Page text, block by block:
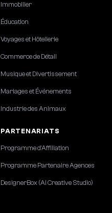
Immobilier
Éducation
Voyages et Hôtellerie
Commerce de Détail
Musique et Divertissement
Mariages et Événements
Industrie des Animaux
PARTENARIATS
Programme d'Affiliation
Programme Partenaire Agences
DesignerBox (AI Creative Studio)